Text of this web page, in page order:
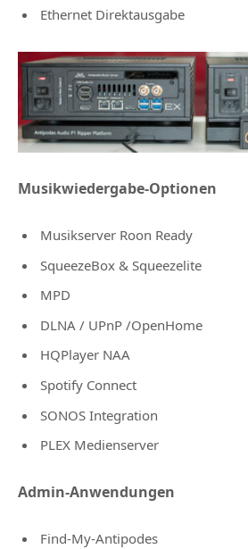
Ethernet Direktausgabe
Musikwiedergabe-Optionen
Musikserver Roon Ready
SqueezeBox & Squeezelite
MPD
DLNA / UPnP /OpenHome
HQPlayer NAA
Spotify Connect
SONOS Integration
PLEX Medienserver
Admin-Anwendungen
Find-My-Antipodes